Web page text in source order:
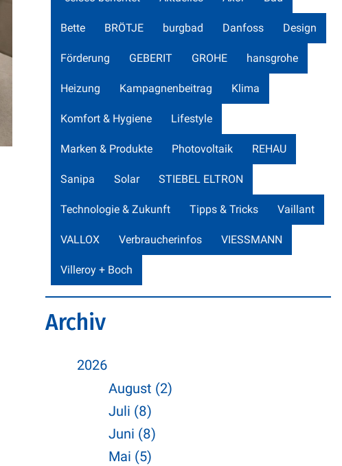
Bette BRÖTJE burgbad Danfoss Design
Förderung GEBERIT GROHE hansgrohe
Heizung Kampagnenbeitrag Klima
Komfort & Hygiene Lifestyle
Marken & Produkte Photovoltaik REHAU
Sanipa Solar STIEBEL ELTRON
Technologie & Zukunft Tipps & Tricks Vaillant
VALLOX Verbraucherinfos VIESSMANN
Villeroy + Boch
Archiv
2026
August (2)
Juli (8)
Juni (8)
Mai (5)